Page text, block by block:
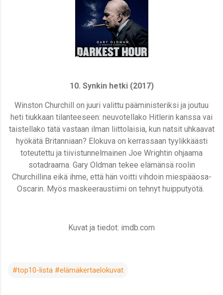
10. Synkin hetki (2017)
Winston Churchill on juuri valittu pääministeriksi ja joutuu
heti tiukkaan tilanteeseen: neuvotellako Hitlerin kanssa vai
taistellako tätä vastaan ilman liittolaisia, kun natsit uhkaavat
hyökätä Britanniaan? Elokuva on kerrassaan tyylikkäästi
toteutettu ja tiivistunnelmainen Joe Wrightin ohjaama
sotadraama. Gary Oldman tekee elämänsä roolin
Churchillina eikä ihme, että hän voitti vihdoin miespääosa-
Oscarin. Myös maskeeraustiimi on tehnyt huipputyötä.
Kuvat ja tiedot: imdb.com
#top10-lista #elämäkertaelokuvat